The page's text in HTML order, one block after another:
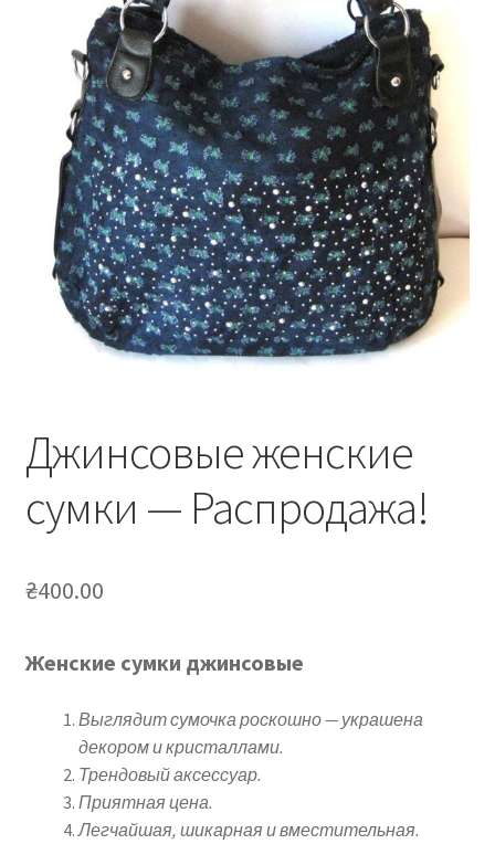
Джинсовые женские
сумки — Распродажа!
₴400.00
Женские сумки джинсовые
Выглядит сумочка роскошно — украшена
декором и кристаллами.
Трендовый аксессуар.
Приятная цена.
Легчайшая, шикарная и вместительная.